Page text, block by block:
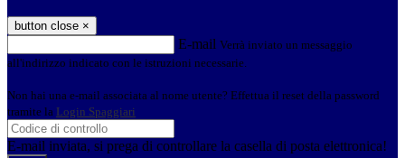
button close ×
E-mail Verrà inviato un messaggio
all'indirizzo indicato con le istruzioni necessarie.
Non hai una e-mail associata al nome utente? Effettua il reset della password
tramite la Login Spaggiari
E-mail inviata, si prega di controllare la casella di posta elettronica!